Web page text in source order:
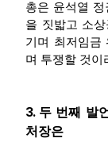
총은 윤석열
을 짓밟고 소
기며 최저임금
며 투쟁할 것이
3. 두 번째 발
처장은